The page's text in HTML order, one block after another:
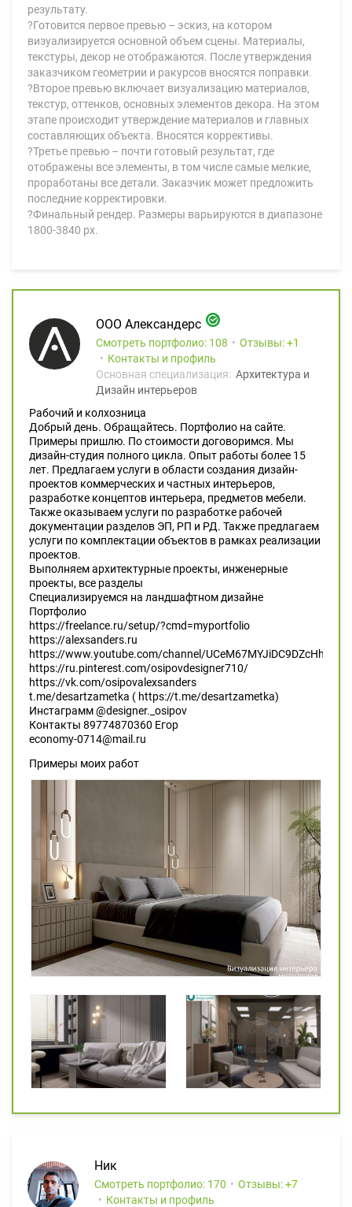
результату.
?Готовится первое превью – эскиз, на котором
визуализируется основной объем сцены. Материалы,
текстуры, декор не отображаются. После утверждения
заказчиком геометрии и ракурсов вносятся поправки.
?Второе превью включает визуализацию материалов,
текстур, оттенков, основных элементов декора. На этом
этапе происходит утверждение материалов и главных
составляющих объекта. Вносятся коррективы.
?Третье превью – почти готовый результат, где
отображены все элементы, в том числе самые мелкие,
проработаны все детали. Заказчик может предложить
последние корректировки.
?Финальный рендер. Размеры варьируются в диапазоне
1800-3840 px.
ООО Александерс
Смотреть портфолио: 108 Отзывы:
1
Контакты и профиль
Основная специализация: Архитектура и
Дизайн интерьеров
Рабочий и колхозница
Добрый день. Обращайтесь. Портфолио на сайте.
Примеры пришлю. По стоимости договоримся. Мы
дизайн-студия полного цикла. Опыт работы более 15
лет. Предлагаем услуги в области создания дизайн-
проектов коммерческих и частных интерьеров,
разработке концептов интерьера, предметов мебели.
Также оказываем услуги по разработке рабочей
документации разделов ЭП, РП и РД. Также предлагаем
услуги по комплектации объектов в рамках реализации
проектов.
Выполняем архитектурные проекты, инженерные
проекты, все разделы
Специализируемся на ландшафтном дизайне
Портфолио
https://freelance.ru/setup/?cmd=myportfolio
https://alexsanders.ru
https://www.youtube.com/channel/
https://ru.pinterest.com/osipovdesigner710/
https://vk.com/osipovalexsanders
t.me/desartzametka ( https://t.me/desartzametka)
Инстаграмм @designer._osipov
Контакты 89774870360 Егор
economy-0714@mail.ru
Примеры моих работ
Ник
Смотреть портфолио: 170 Отзывы:
7
Контакты и профиль